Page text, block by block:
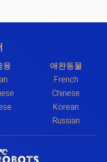
융
애완동물
French
Chinese
Korean
Russian